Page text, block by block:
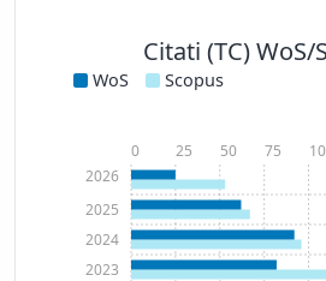
Citati (TC) WoS/
WoS Scopus
2023
2024
2025
2026
0 25 50 75